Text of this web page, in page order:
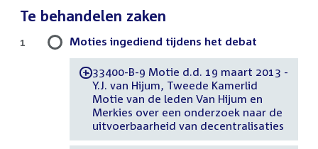
Te behandelen zaken
Moties ingediend tijdens het debat
-33400-B-9 Motie d.d. 19 maart 2013 -
Y.J. van Hijum, Tweede Kamerlid
Motie van de leden Van Hijum en
Merkies over een onderzoek naar de
uitvoerbaarheid van decentralisaties
1